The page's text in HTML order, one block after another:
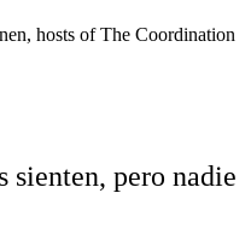
sienten, pero nadie